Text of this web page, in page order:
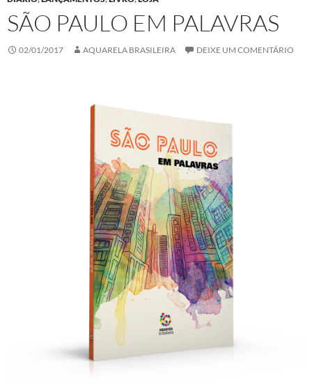
SÃO PAULO EM PALAVRAS
02/01/2017 AQUARELA BRASILEIRA DEIXE UM COMENTÁRIO